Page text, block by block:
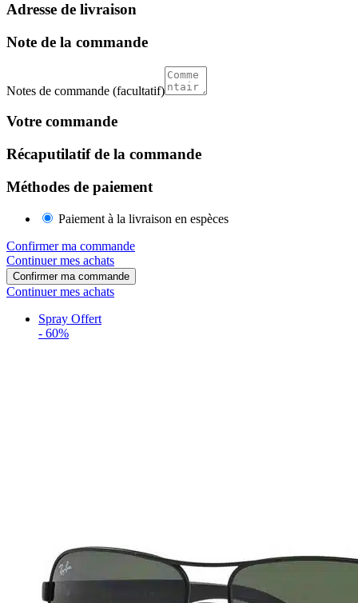
Adresse de livraison
Note de la commande
Notes de commande (facultatif)
Votre commande
Récaputilatif de la commande
Méthodes de paiement
Paiement à la livraison en espèces
Confirmer ma commande
Continuer mes achats
Confirmer ma commande
Continuer mes achats
Spray Offert
- 60%